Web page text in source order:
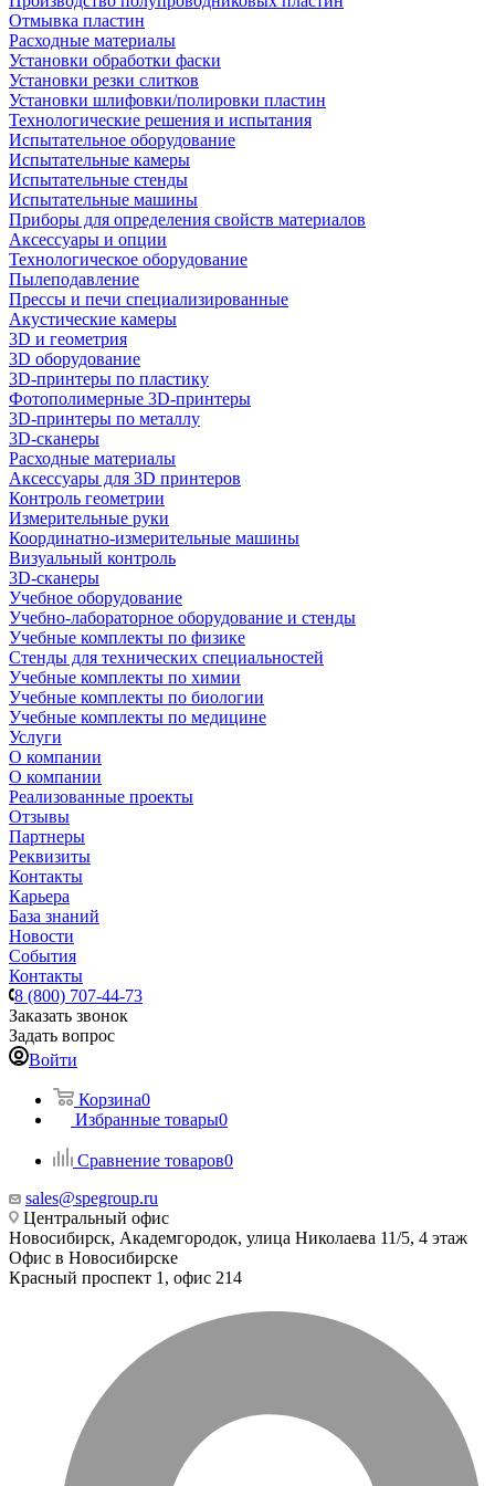
Отмывка пластин
Расходные материалы
Установки обработки фаски
Установки резки слитков
Установки шлифовки/полировки пластин
Технологические решения и испытания
Испытательное оборудование
Испытательные камеры
Испытательные стенды
Испытательные машины
Приборы для определения свойств материалов
Аксессуары и опции
Технологическое оборудование
Пылеподавление
Прессы и печи специализированные
Акустические камеры
3D и геометрия
3D оборудование
3D-принтеры по пластику
Фотополимерные 3D-принтеры
3D-принтеры по металлу
3D-сканеры
Расходные материалы
Аксессуары для 3D принтеров
Контроль геометрии
Измерительные руки
Координатно-измерительные машины
Визуальный контроль
3D-сканеры
Учебное оборудование
Учебно-лабораторное оборудование и стенды
Учебные комплекты по физике
Стенды для технических специальностей
Учебные комплекты по химии
Учебные комплекты по биологии
Учебные комплекты по медицине
Услуги
О компании
О компании
Реализованные проекты
Отзывы
Партнеры
Реквизиты
Контакты
Карьера
База знаний
Новости
События
Контакты
8 (800) 707-44-73
Заказать звонок
Задать вопрос
Войти
Корзина0
Избранные товары0
Сравнение товаров0
sales@spegroup.ru
Центральный офис
Новосибирск, Академгородок, улица Николаева 11/5, 4 этаж
Офис в Новосибирске
Красный проспект 1, офис 214